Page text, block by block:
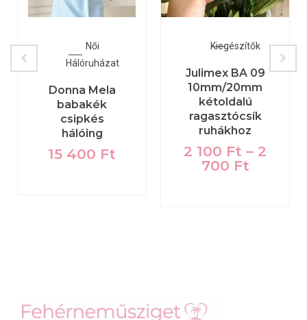
Női
Hálóruházat
Donna Mela
babakék
csipkés
hálóing
15 400 Ft
Kiegészítők
Julimex BA 09
10mm/20mm
kétoldalú
ragasztócsík
ruhákhoz
2 100 Ft – 2
700 Ft